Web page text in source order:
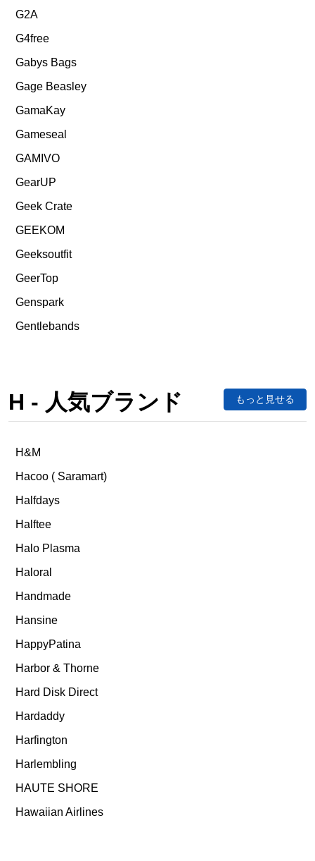
G2A
G4free
Gabys Bags
Gage Beasley
GamaKay
Gameseal
GAMIVO
GearUP
Geek Crate
GEEKOM
Geeksoutfit
GeerTop
Genspark
Gentlebands
H - 人気ブランド もっと見せる
H&M
Hacoo ( Saramart)
Halfdays
Halftee
Halo Plasma
Haloral
Handmade
Hansine
HappyPatina
Harbor & Thorne
Hard Disk Direct
Hardaddy
Harfington
Harlembling
HAUTE SHORE
Hawaiian Airlines